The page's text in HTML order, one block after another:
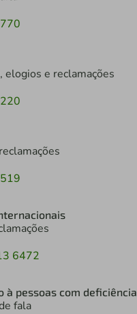
elogios e reclamações
6472
à pessoas com deficiência
fala